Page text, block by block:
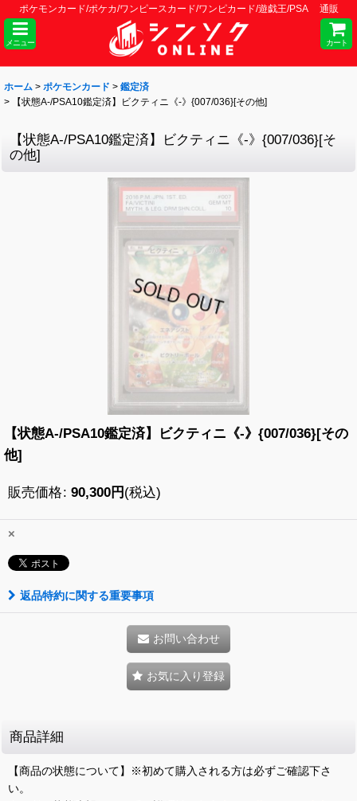
ポケモンカード/ポケカ/ワンピースカード/ワンピカード/遊戯王/PSA 通販
メニュー カート
ホーム > ポケモンカード > 鑑定済
>
【状態A-/PSA10鑑定済】ビクティニ《-》{007/036}[その他]
【状態A-/PSA10鑑定済】ビクティニ《-》{007/036}[そ
の他]
【状態A-/PSA10鑑定済】ビクティニ《-》{007/036}[その
他]
販売価格: 90,300円 (税込)
×
返品特約に関する重要事項
お問い合わせ
お気に入り登録
商品詳細
【商品の状態について】※初めて購入される方は必ずご確認下さ
い。